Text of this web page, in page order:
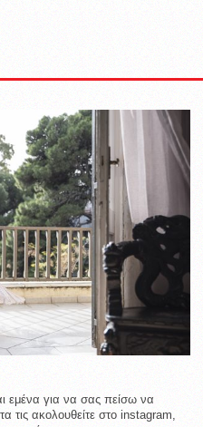
εμένα για να σας πείσω να
τις ακολουθείτε στο instagram,